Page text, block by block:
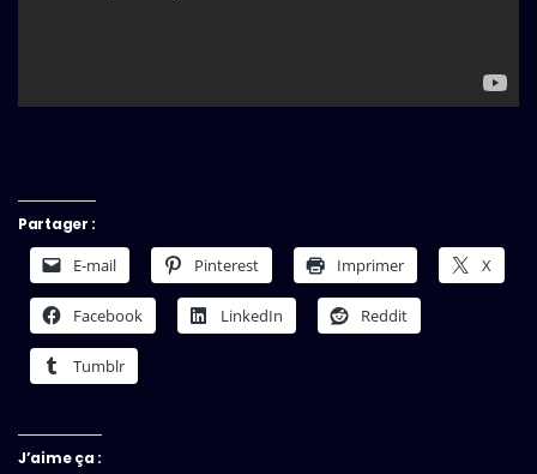
Partager :
E-mail Pinterest Imprimer X
Facebook LinkedIn Reddit
Tumblr
J’aime ça :